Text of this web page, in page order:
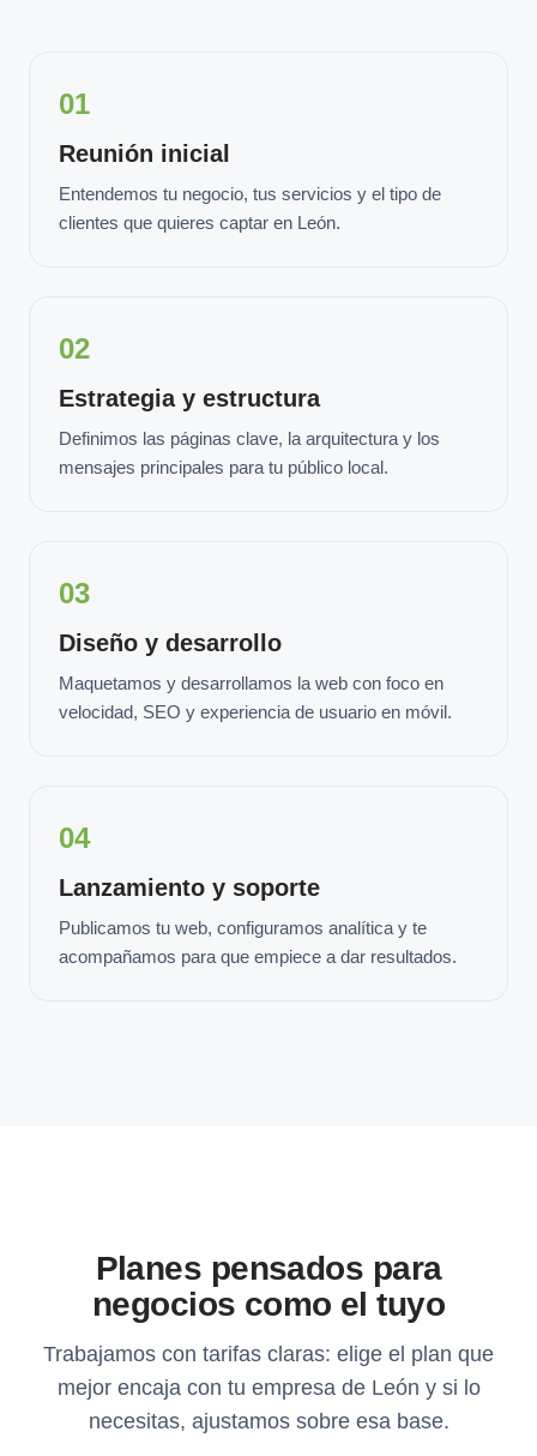
01
Reunión inicial
Entendemos tu negocio, tus servicios y el tipo de
clientes que quieres captar en León.
02
Estrategia y estructura
Definimos las páginas clave, la arquitectura y los
mensajes principales para tu público local.
03
Diseño y desarrollo
Maquetamos y desarrollamos la web con foco en
velocidad, SEO y experiencia de usuario en móvil.
04
Lanzamiento y soporte
Publicamos tu web, configuramos analítica y te
acompañamos para que empiece a dar resultados.
Planes pensados para
negocios como el tuyo
Trabajamos con tarifas claras: elige el plan que
mejor encaja con tu empresa de León y si lo
necesitas, ajustamos sobre esa base.